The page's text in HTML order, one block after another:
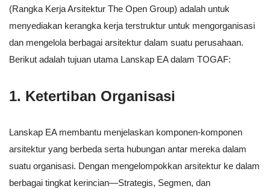
(Rangka Kerja Arsitektur The Open Group) adalah untuk
menyediakan kerangka kerja terstruktur untuk mengorganisasi
dan mengelola berbagai arsitektur dalam suatu perusahaan.
Berikut adalah tujuan utama Lanskap EA dalam TOGAF:
1. Ketertiban Organisasi
Lanskap EA membantu menjelaskan komponen-komponen
arsitektur yang berbeda serta hubungan antar mereka dalam
suatu organisasi. Dengan mengelompokkan arsitektur ke dalam
berbagai tingkat kerincian—Strategis, Segmen, dan